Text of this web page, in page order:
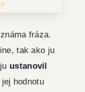
fráza.
tak ako ju
ustanovil
hodnotu